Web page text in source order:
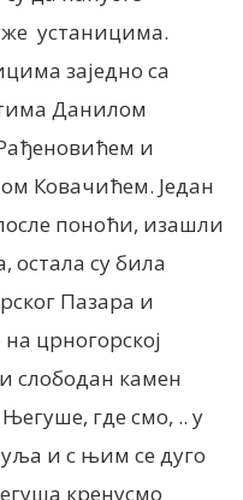
устаницима.
заједно са
Данилом
и
Ковачићем. Један
поноћи, изашли
остала су била
Пазара и
црногорској
слободан камен
где смо, .. у
и с њим се дуго
кренусмо